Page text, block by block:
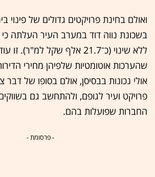
ואולם בחינת פרויקטים גדולים של פינוי
בשכונת נווה דוד במערב העיר העלתה
ללא שינוי (כ־21.7 אלף שקל
שהערכות אוטומטיות שלפיהן מחירי
אולי נכונות בבסיסן, אולם בסופו של דבר
פרויקט ועיר לגופם, ולהתחשב גם
החברות שפועלות בהם.
- פרסומת -